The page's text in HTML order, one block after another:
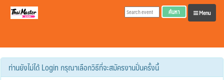
Menu
ค้นหา
ท่านยังไม่ได้ Login กรุณาเลือกวิธีที่จะสมัครงานปั่นครั้งนี้